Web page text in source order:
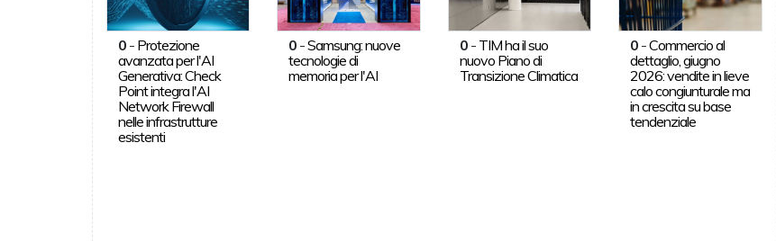
0- Protezione
avanzata per l'AI
Generativa: Check
Point integra l'AI
Network Firewall
nelle infrastrutture
esistenti
0 -Samsung: nuove
tecnologie di
memoria per l'AI
0- TIM ha il suo
nuovo Piano di
Transizione Climatica
0 -Commercio al
dettaglio, giugno
2026: vendite in lieve
calo congiunturale ma
in crescita su base
tendenziale